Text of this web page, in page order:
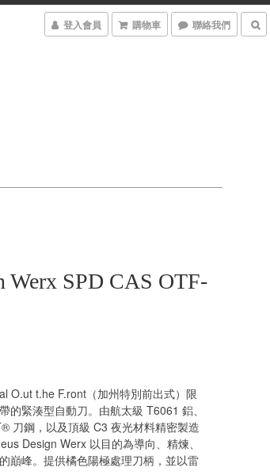
登入會員 購物車 聯絡我們
Werx SPD CAS OTF-
O.ut t.he F.ront（加州特別前出式）限
的緊湊型自動刀。由航太級 T6061 鋁、
刀鋼，以及頂級 C3 夜光材料精密製造
Design Werx 以目的為導向、精煉、
巔峰。提供橘色陽極處理刀柄，並以雷